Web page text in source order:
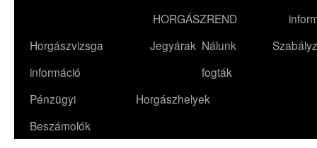
tartalomba
HORGÁSZREND
Horgászvizsga
információ
Jegyárak Nálunk
fogták
Pénzügyi
Beszámolók
Horgászhelyek